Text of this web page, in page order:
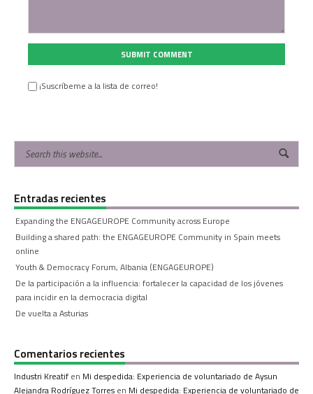
SUBMIT COMMENT
¡Suscríbeme a la lista de correo!
Entradas recientes
Expanding the ENGAGEUROPE Community across Europe
Building a shared path: the ENGAGEUROPE Community in Spain meets
online
Youth & Democracy Forum, Albania (ENGAGEUROPE)
De la participación a la influencia: fortalecer la capacidad de los jóvenes
para incidir en la democracia digital
De vuelta a Asturias
Comentarios recientes
Industri Kreatif en Mi despedida: Experiencia de voluntariado de Aysun
Alejandra Rodríguez Torres en Mi despedida: Experiencia de voluntariado de